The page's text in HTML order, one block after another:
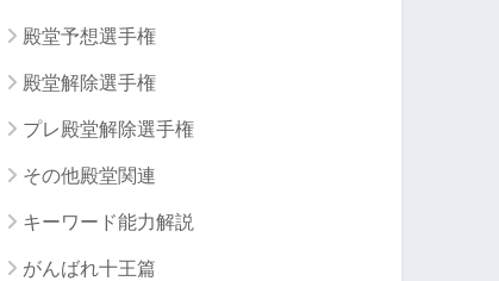
殿堂予想選手権
殿堂解除選手権
プレ殿堂解除選手権
その他殿堂関連
キーワード能力解説
がんばれ十王篇